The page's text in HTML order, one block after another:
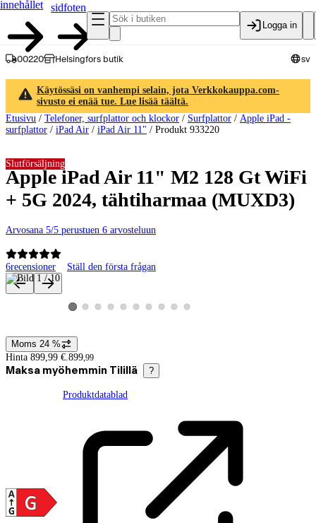
innehållet
sidfoten
Logga in
00220 Helsingfors butik sv
Käytössäsi on vanhempi selain, jota Verkkokauppa.com-
sivusto ei enää tue. Lue lisää täältä.
Etusivu / Telefoner, surfplattor och klockor / Surfplattor / Apple iPad -
surfplattor / iPad Air / iPad Air 11" / Produkt 933220
Apple iPad Air 11" M2 128 Gt WiFi
+ 5G 2024, tähtiharmaa (MUXD3)
Arvosana 5/5 perustuen 6 arvosteluun
6recensioner Ställ den första frågan
Slutförsäljning
Produktbilder och videor
Visa produktbild 1
Visa produktbild 2
Visa produktbild 3
Visa produktbild 4
Visa produktbild 5
Visa produktbild 6
Visa produktbild 7
Visa produktbild 8
Visa produktbild 9
Visa produktbild 10
Prisinformation
Moms 24 %
Hinta 899,99 €. 899,99
Maksa myöhemmin Tilillä ?
Produktdatablad